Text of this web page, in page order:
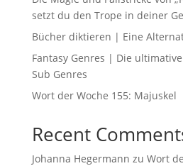
setzt du den Trope in deiner
Bücher diktieren | Eine
Fantasy Genres | Die
Sub Genres
Wort der Woche 155: Majuskel
Recent
Johanna Hegermann zu Wort